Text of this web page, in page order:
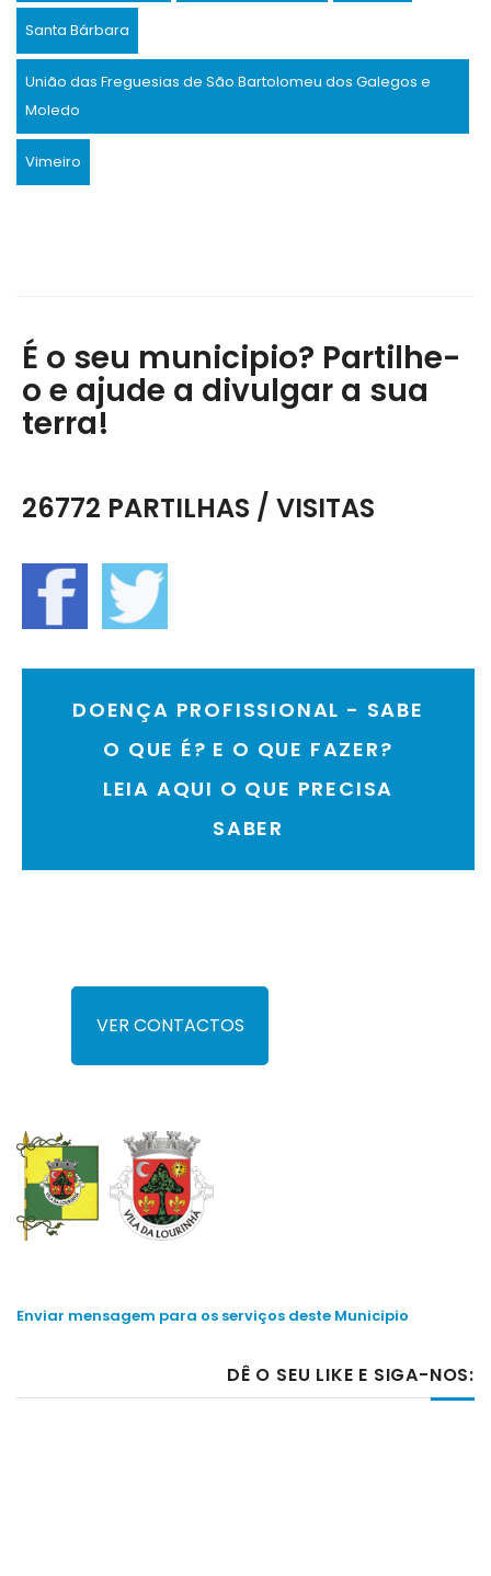
Santa Bárbara
União das Freguesias de São Bartolomeu dos Galegos e
Moledo
Vimeiro
É o seu municipio? Partilhe-
o e ajude a divulgar a sua
terra!
26772 PARTILHAS / VISITAS
DOENÇA PROFISSIONAL - SABE
O QUE É? E O QUE FAZER?
LEIA AQUI O QUE PRECISA
SABER
VER CONTACTOS
Enviar mensagem para os serviços deste Municipio
DÊ O SEU LIKE E SIGA-NOS: